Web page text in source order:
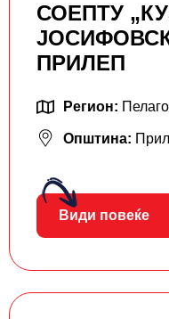
СОЕПТУ
ПРИЛЕП
Регион:
Општина:
Види повеќе